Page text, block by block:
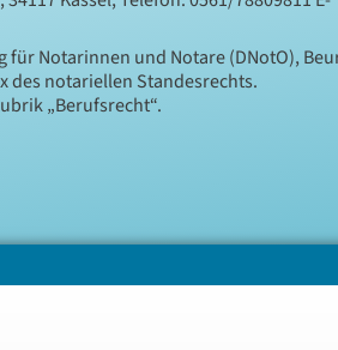
Notarinnen und Notare (DNotO),
des notariellen Standesrechts.
„Berufsrecht“.